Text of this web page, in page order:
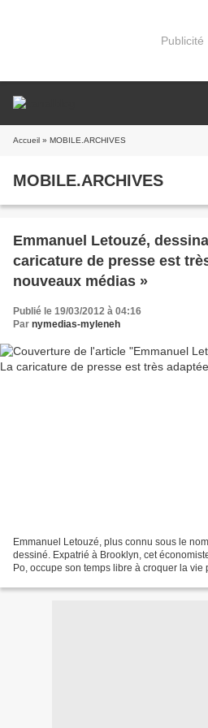
Publicité
Accueil » MOBILE.ARCHIVES
MOBILE.ARCHIVES
Emmanuel Letouzé,
caricature de presse est
nouveaux médias »
Publié le 19/03/2012 à 04:16
Par nymedias-myleneh
Emmanuel Letouzé, plus connu sous le
dessiné. Expatrié à Brooklyn, cet
Po, occupe son temps libre à croquer la vie